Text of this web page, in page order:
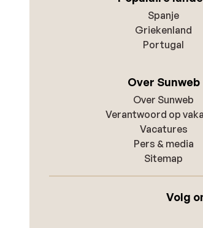
Spanje
Griekenland
Portugal
Over Sunweb
Over Sunweb
Verantwoord op
Vacatures
Pers & media
Sitemap
Volg